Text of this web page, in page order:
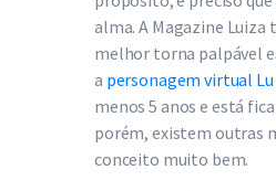
alma. A Magazine Luiza
melhor torna palpável
a personagem virtual Lu
menos 5 anos e está
porém, existem outras
conceito muito bem.